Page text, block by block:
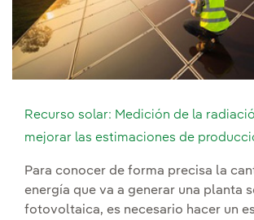
Recurso solar: Medición de la
mejorar las estimaciones de
Para conocer de forma precisa la
energía que va a generar una planta
fotovoltaica, es necesario hacer un